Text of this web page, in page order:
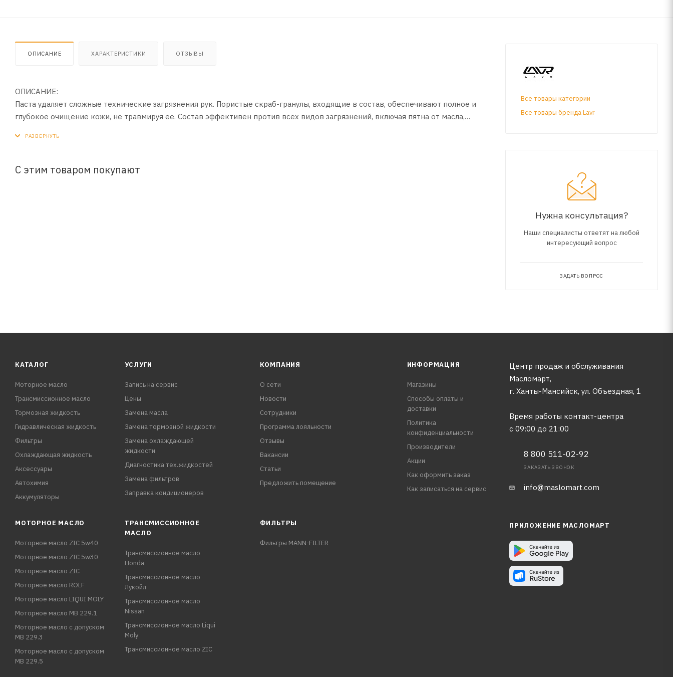
ОПИСАНИЕ ХАРАКТЕРИСТИКИ ОТЗЫВЫ
ОПИСАНИЕ:
Паста удаляет сложные технические загрязнения рук. Пористые скраб-гранулы, входящие в состав, обеспечивают полное и
глубокое очищение кожи, не травмируя ее. Состав эффективен против всех видов загрязнений, включая пятна от масла,
1. Не добавляя воды, нанести небольшое количество пасты на грязные руки.
С этим товаром покупают
Все товары категории
Все товары бренда Lavr
Нужна консультация?
Наши специалисты ответят на любой
интересующий вопрос
ЗАДАТЬ ВОПРОС
КАТАЛОГ
Моторное масло
Трансмиссионное масло
Тормозная жидкость
Гидравлическая жидкость
Фильтры
Охлаждающая жидкость
Аксессуары
Автохимия
Аккумуляторы
УСЛУГИ
Запись на сервис
Цены
Замена масла
Замена тормозной жидкости
Замена охлаждающей
жидкости
Диагностика тех.жидкостей
Замена фильтров
Заправка кондиционеров
КОМПАНИЯ
О сети
Новости
Сотрудники
Программа лояльности
Отзывы
Вакансии
Статьи
Предложить помещение
ИНФОРМАЦИЯ
Магазины
Способы оплаты и
доставки
Политика
конфиденциальности
Производители
Акции
Как оформить заказ
Как записаться на сервис
Центр продаж и обслуживания
Масломарт,
г. Ханты-Мансийск, ул. Объездная, 1
Время работы контакт-центра
с 09:00 до 21:00
8 800 511-02-92
ЗАКАЗАТЬ ЗВОНОК
info@maslomart.com
МОТОРНОЕ МАСЛО
Моторное масло ZIC 5w40
Моторное масло ZIC 5w30
Моторное масло ZIC
Моторное масло ROLF
Моторное масло LIQUI MOLY
Моторное масло MB 229.1
Моторное масло с допуском
MB 229.3
Моторное масло с допуском
MB 229.5
ТРАНСМИССИОННОЕ
МАСЛО
Трансмиссионное масло
Honda
Трансмиссионное масло
Лукойл
Трансмиссионное масло
Nissan
Трансмиссионное масло Liqui
Moly
Трансмиссионное масло ZIC
ФИЛЬТРЫ
Фильтры MANN-FILTER
ПРИЛОЖЕНИЕ МАСЛОМАРТ